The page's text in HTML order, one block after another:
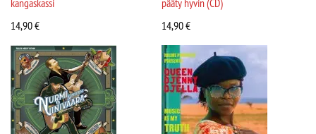
kangaskassi
14,90€
pääty hyvin (CD)
14,90€